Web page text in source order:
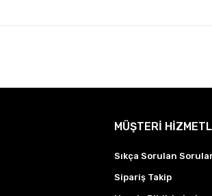
MÜŞTERİ
Sıkça Sorulan
Sipariş Takip